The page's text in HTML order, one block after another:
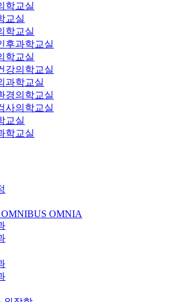
학교실
교실
학교실
후과학교실
학교실
강의학교실
과학교실
경의학교실
사의학교실
교실
학교실
OMNIA